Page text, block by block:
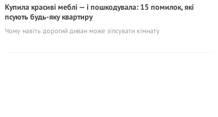
Купила красиві меблі — і пошкодувала: 15 помилок, які
псують будь-яку квартиру
Чому навіть дорогий диван може зіпсувати кімнату